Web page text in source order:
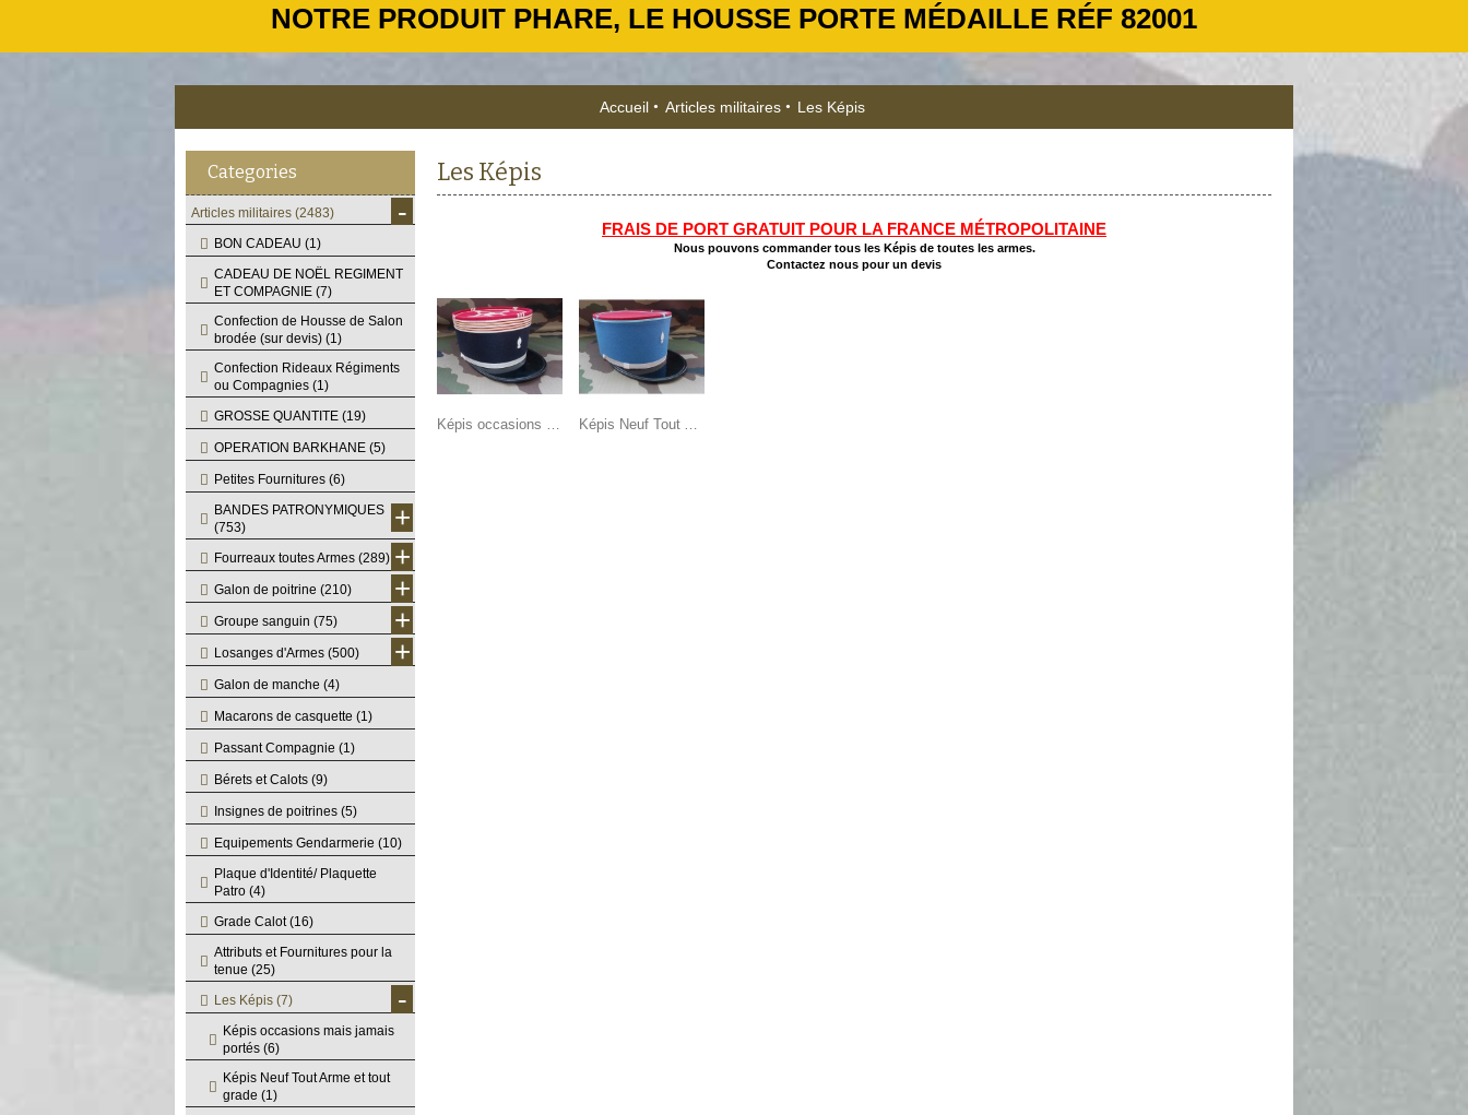
NOTRE PRODUIT PHARE, LE HOUSSE PORTE MÉDAILLE RÉF 82001
Accueil Articles militaires Les Képis
Categories
Articles militaires (2483) -
BON CADEAU (1)
CADEAU DE NOËL REGIMENT
ET COMPAGNIE (7)
Confection de Housse de Salon
brodée (sur devis) (1)
Confection Rideaux Régiments
ou Compagnies (1)
GROSSE QUANTITE (19)
OPERATION BARKHANE (5)
Petites Fournitures (6)
BANDES PATRONYMIQUES
(753)
+
Fourreaux toutes Armes (289) +
Galon de poitrine (210) +
Groupe sanguin (75) +
Losanges d'Armes (500) +
Galon de manche (4)
Macarons de casquette (1)
Passant Compagnie (1)
Bérets et Calots (9)
Insignes de poitrines (5)
Equipements Gendarmerie (10)
Plaque d'Identité/ Plaquette
Patro (4)
Grade Calot(16)
Attributs et Fournitures pour la
tenue (25)
Les Képis (7) -
Képis occasions mais jamais
portés (6)
Képis Neuf Tout Arme et tout
grade (1)
Les Képis
FRAIS DE PORT GRATUIT POUR LA FRANCE MÉTROPOLITAINE
Nous pouvons commander tous les Képis de toutes les armes.
Contactez nous pour un devis